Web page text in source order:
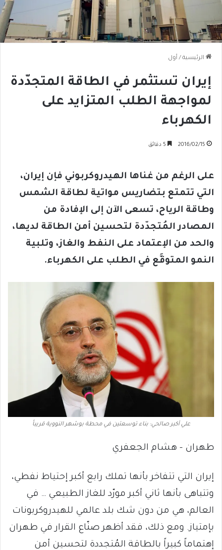
الرئيسية / أول
إيران تستثمر في الطاقة المتجدّدة
لمواجهة الطلب المتزايد على
الكهرباء
2016/02/15
على الرغم من غناها الهيدروكربوني فإن إيران،
التي تتمتع بتضاريس مواتية لطاقة الشمس
وطاقة الرياح، تسعى الآن إلى الإفادة من
المصادر المُتجدّدة لتحسين أمن الطاقة لديها،
والحد من الإعتماد على النفط والغاز، وتلبية
النمو المتوقَّع في الطلب على الكهرباء.
علي أكبر صالحي: بناء توسعتين في محطة بوشهر النووية قريباً
طهران – هشام الجعفري
إيران التي تتفاخر بأنها تملك رابع أكبر إحتياط نفطي،
وتتباهى بأنها ثاني أكبر مورّد للغاز الطبيعي … في
العالم، هي من دون شك بلد عالمي للهيدروكربونات
بإمتياز. ومع ذلك، فقد أظهر صنّاع القرار في طهران
إهتماماً كبيراً بالطاقة المُتجددة لتحسين أمن